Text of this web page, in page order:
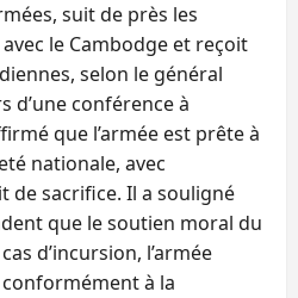
suit de près les
le Cambodge et reçoit
selon le général
d’une conférence à
que l’armée est prête à
nationale, avec
sacrifice. Il a souligné
que le soutien moral du
d’incursion, l’armée
à la